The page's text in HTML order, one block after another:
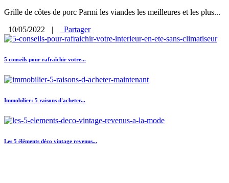
Grille de côtes de porc Parmi les viandes les meilleures et les plus...
10/05/2022
| Partager
5 conseils pour rafraîchir votre...
Immobilier: 5 raisons d'acheter...
Les 5 éléments déco vintage revenus...